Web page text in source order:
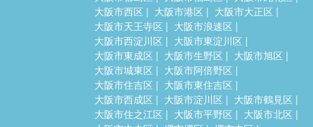
大阪市西区
大阪市港区
大阪市大正区
大阪市天王寺区
大阪市浪速区
大阪市西淀川区
大阪市東淀川区
大阪市東成区
大阪市生野区
大阪市旭区
大阪市城東区
大阪市阿倍野区
大阪市住吉区
大阪市東住吉区
大阪市西成区
大阪市淀川区
大阪市鶴見区
大阪市住之江区
大阪市平野区
大阪市北区